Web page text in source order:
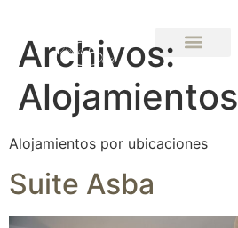
Archivos:
Alojamientos
Alojamientos por ubicaciones
Suite Asba